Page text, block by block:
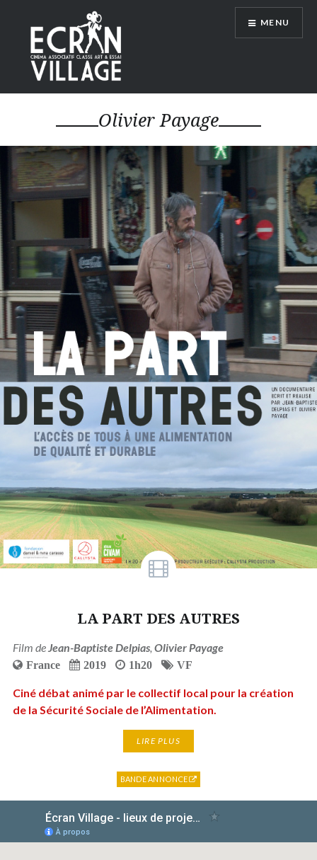
contenu
principal
ÉCRAN VILLAGE
MENU
Olivier Payage
LA PART DES AUTRES
Film de Jean-Baptiste Delpias, Olivier Payage
France 2019 1h20 VF
Ciné débat animé par le collectif local pour la création
de la Sécurité Sociale de l’Alimentation.
LIRE PLUS
BANDE ANNONCE